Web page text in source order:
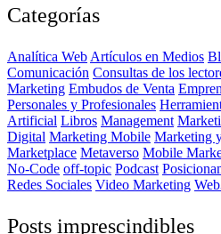
Categorías
Analítica Web Artículos en Medios
Comunicación Consultas de los
Marketing Embudos de Venta
Personales y Profesionales
Artificial Libros Management
Digital Marketing Mobile Marketing
Marketplace Metaverso Mobile
No-Code off-topic Podcast
Redes Sociales Video Marketing
Posts imprescindibles